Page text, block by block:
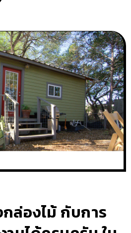
ล่องไม้ กับการ